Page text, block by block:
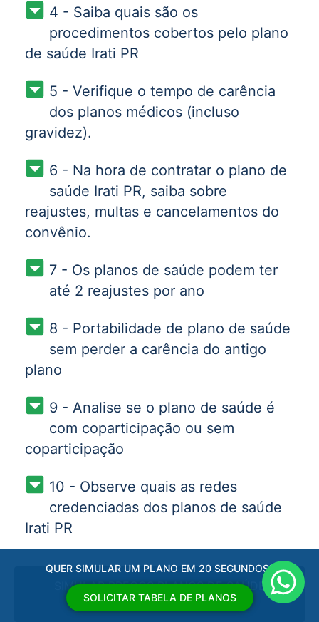
4 - Saiba quais são os
procedimentos cobertos pelo plano
de saúde Irati PR
5 - Verifique o tempo de carência
dos planos médicos (incluso
gravidez).
6 - Na hora de contratar o plano de
saúde Irati PR, saiba sobre
reajustes, multas e cancelamentos do
convênio.
7 - Os planos de saúde podem ter
até 2 reajustes por ano
8 - Portabilidade de plano de saúde
sem perder a carência do antigo
plano
9 - Analise se o plano de saúde é
com coparticipação ou sem
coparticipação
10 - Observe quais as redes
credenciadas dos planos de saúde
Irati PR
SIMULAR PREÇOS PLANOS DE SAÚDE
EMPRESARIAL
QUER SIMULAR UM PLANO EM 20 SEGUNDOS?
SOLICITAR TABELA DE PLANOS